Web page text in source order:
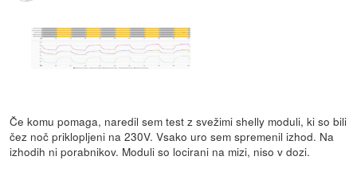
Če komu pomaga, naredil sem test z svežimi shelly moduli, ki so bili
čez noč priklopljeni na 230V. Vsako uro sem spremenil izhod. Na
izhodih ni porabnikov. Moduli so locirani na mizi, niso v dozi.